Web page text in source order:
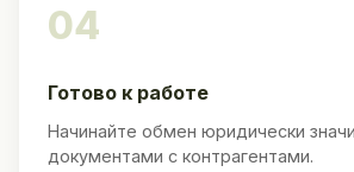
04
Готово к работе
Начинайте обмен юридически
документами с контрагентами.